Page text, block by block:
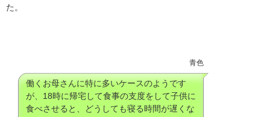
た。
青色
働くお母さんに特に多いケースのようです
が、18時に帰宅して食事の支度をして子供に
食べさせると、どうしても寝る時間が遅くな